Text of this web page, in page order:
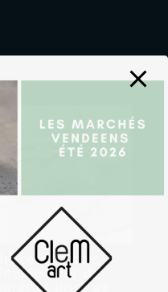
Bracelet 1 cuir
double tour de
poignet doré et